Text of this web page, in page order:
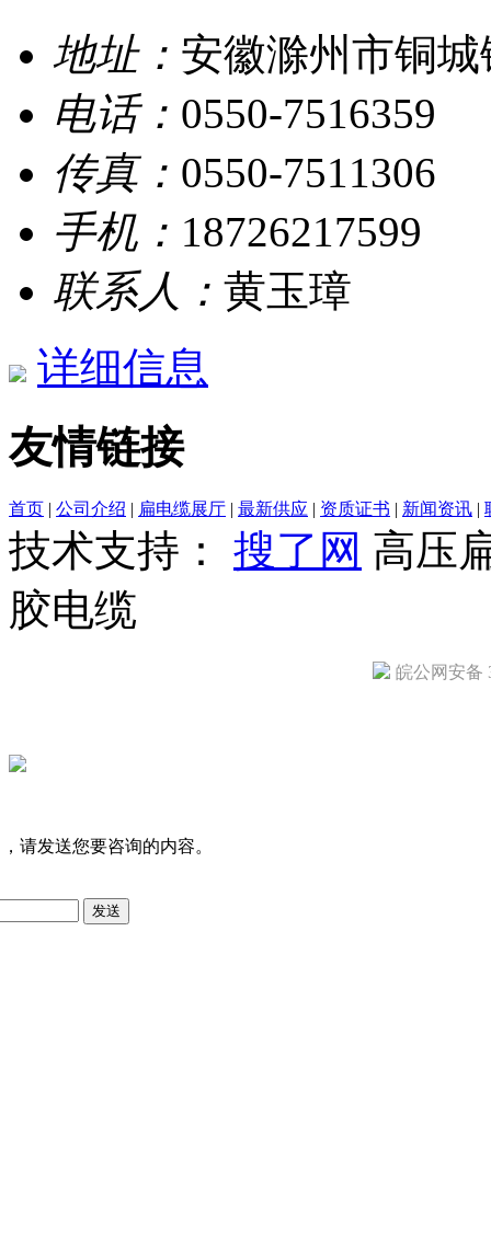
地址： 安徽滁州市铜
电话： 0550-7516359
传真： 0550-7511306
手机： 18726217599
联系人： 黄玉璋
详细信息
友情链接
首页 | 公司介绍 | 扁电缆展厅 | 最新供应 | 资质证书 | 新闻资讯 |
技术支持： 搜了网 高压
胶电缆
皖公网安备
请发送您要咨询的内容。